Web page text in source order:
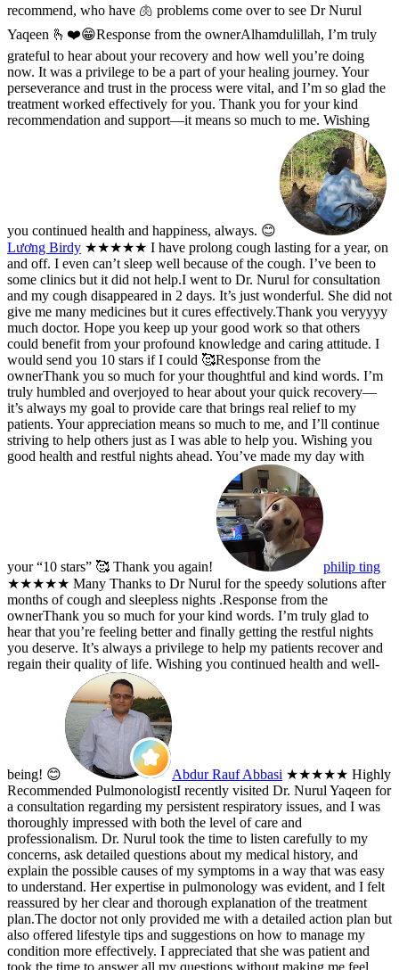
recommend, who have 🫁 problems come over to see Dr Nurul
Yaqeen 🫰❤️😁Response from the ownerAlhamdulillah, I’m truly
grateful to hear about your recovery and how well you’re doing
now. It was a privilege to be a part of your healing journey. Your
perseverance and trust in the process were vital, and I’m so glad the
treatment worked effectively for you. Thank you for your kind
recommendation and support—it means so much to me. Wishing
you continued health and happiness, always. 😊
Lương Birdy ★★★★★ I have prolong cough lasting for a year, on
and off. I even can’t sleep well because of the cough. I’ve been to
some clinics but it did not help.I went to Dr. Nurul for consultation
and my cough disappeared in 2 days. It’s just wonderful. She did not
give me many medicines but it cures effectively.Thank you veryyyy
much doctor. Hope you keep up your good work so that others
could benefit from your profound knowledge and caring attitude. I
would send you 10 stars if I could 🥰Response from the
ownerThank you so much for your thoughtful and kind words. I’m
truly humbled and overjoyed to hear about your quick recovery—
it’s always my goal to provide care that brings real relief to my
patients. Your appreciation means so much to me, and I’ll continue
striving to help others just as I was able to help you. Wishing you
good health and restful nights ahead. You’ve made my day with
your “10 stars” 🥰 Thank you again!
philip ting
★★★★★ Many Thanks to Dr Nurul for the speedy solutions after
months of cough and sleepless nights .Response from the
ownerThank you so much for your kind words. I’m truly glad to
hear that you’re feeling better and finally getting the restful nights
you deserve. It’s always a privilege to help my patients recover and
regain their quality of life. Wishing you continued health and well-
being! 😊 Abdur Rauf Abbasi ★★★★★ Highly
Recommended PulmonologistI recently visited Dr. Nurul Yaqeen for
a consultation regarding my persistent respiratory issues, and I was
thoroughly impressed with both the level of care and
professionalism. Dr. Nurul took the time to listen carefully to my
concerns, ask detailed questions about my medical history, and
explain the possible causes of my symptoms in a way that was easy
to understand. Her expertise in pulmonology was evident, and I felt
reassured by her clear and thorough explanation of the treatment
plan.The doctor not only provided me with a detailed action plan but
also offered lifestyle tips and suggestions on how to manage my
condition more effectively. I appreciated that she was patient and
took the time to answer all my questions without making me feel